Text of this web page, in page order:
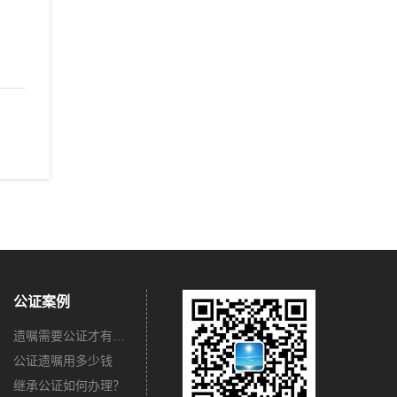
公证案例
遗嘱需要公证才有法律效力吗？
公证遗嘱用多少钱
继承公证如何办理？